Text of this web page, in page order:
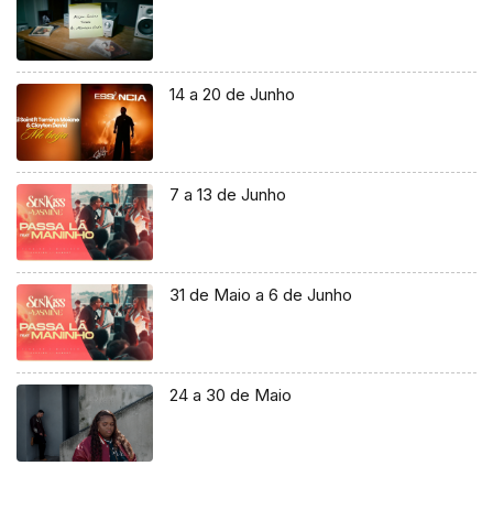
14 a 20 de Junho
7 a 13 de Junho
31 de Maio a 6 de Junho
24 a 30 de Maio